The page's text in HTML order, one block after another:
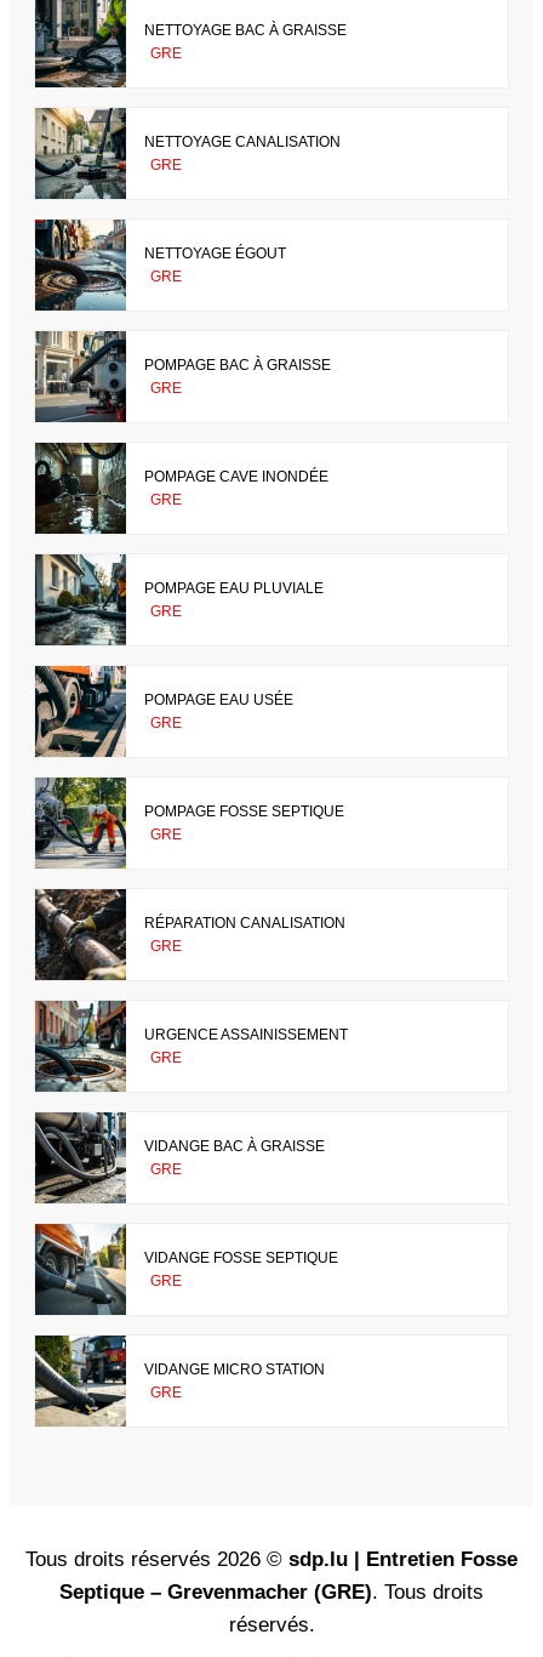
NETTOYAGE BAC À GRAISSE
GRE
NETTOYAGE CANALISATION
GRE
NETTOYAGE ÉGOUT
GRE
POMPAGE BAC À GRAISSE
GRE
POMPAGE CAVE INONDÉE
GRE
POMPAGE EAU PLUVIALE
GRE
POMPAGE EAU USÉE
GRE
POMPAGE FOSSE SEPTIQUE
GRE
RÉPARATION CANALISATION
GRE
URGENCE ASSAINISSEMENT
GRE
VIDANGE BAC À GRAISSE
GRE
VIDANGE FOSSE SEPTIQUE
GRE
VIDANGE MICRO STATION
GRE
Tous droits réservés 2026 © sdp.lu | Entretien Fosse
Septique – Grevenmacher (GRE). Tous droits
réservés.